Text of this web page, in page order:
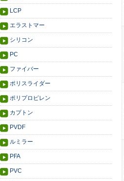
LCP
エラストマー
シリコン
PC
ファイバー
ポリスライダー
ポリプロピレン
カプトン
PVDF
ルミラー
PFA
PVC